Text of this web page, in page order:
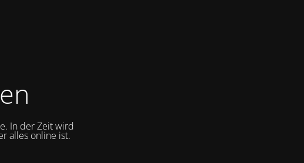
In der Zeit wird
alles online ist.